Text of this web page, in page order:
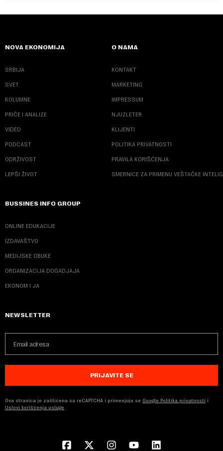
NOVA EKONOMIJA
SRBIJA
SVET
KOLUMNE
PRIČE I ANALIZE
VIDEO
PODCAST
ODRŽIVOST
LEPŠI ŽIVOT
O NAMA
KONTAKT
MARKETING
IMPRESSUM
NJUZLETER
KLIJENTI
POLITIKA PRIVATNOSTI
PRAVILA KORIŠĆENJA
SMERNICE ZA PRIMENU VEŠTAČKE
BUSSINES INFO GROUP
ONLINE EDUKACIJE
IZDAVAŠTVO
MEDIJSKE OBUKE
ORGANIZACIJA DOGADJAJA
EKONOM I JA
NEWSLETTER
PRIJAVITE SE
Ova stranica je zaštićena sa reCAPTCHA i primenjuju se Google Politika privatnosti i
Uslovi korišćenja usluge